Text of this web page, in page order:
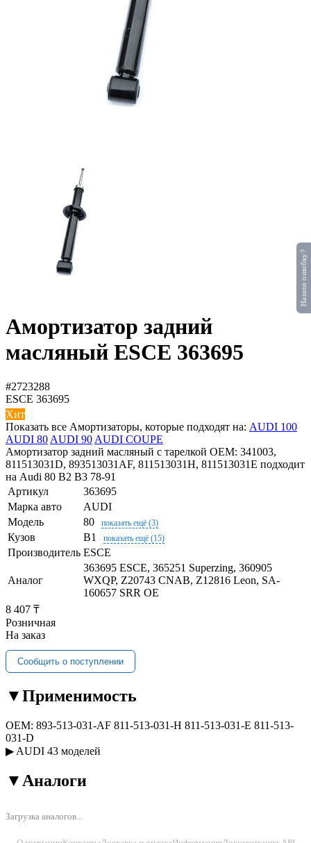
Амортизатор задний
масляный ESCE 363695
#2723288
ESCE 363695
Хит
Показать все Амортизаторы, которые подходят на: AUDI 100
AUDI 80 AUDI 90 AUDI COUPE
Амортизатор задний масляный с тарелкой OEM: 341003,
811513031D, 893513031AF, 811513031H, 811513031E подходит
на Audi 80 B2 B3 78-91
Артикул
363695
Марка авто
AUDI
Модель
80 показать ещё (3)
Кузов B1 показать ещё (15)
Производитель ESCE
Аналог
363695 ESCE, 365251 Superzing, 360905
WXQP, Z20743 CNAB, Z12816 Leon, SA-
160657 SRR OE
8 407 ₸
Розничная
На заказ
Сообщить о поступлении
▼Применимость
OEM: 893-513-031-AF 811-513-031-H 811-513-031-E 811-513-
031-D
▶ AUDI 43 моделей
▼ Аналоги
Загрузка аналогов...
Нашли ошибку?